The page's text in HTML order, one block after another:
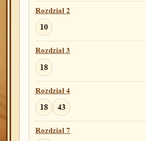
1
Jl
Rozdział 3
5
Na
Rozdział 2
1
Rozdział 2
10
Rozdział 3
18
Rozdział 4
18 43
Rozdział 7